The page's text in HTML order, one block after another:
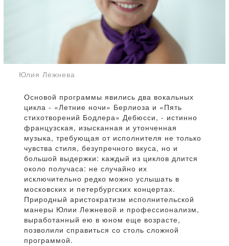
Юлия Лежнева
Основой программы явились два вокальных
цикла - «Летние ночи» Берлиоза и «Пять
стихотворений Бодлера» Дебюсси, - истинно
французская, изысканная и утонченная
музыка, требующая от исполнителя не только
чувства стиля, безупречного вкуса, но и
большой выдержки: каждый из циклов длится
около получаса: не случайно их
исключительно редко можно услышать в
московских и петербургских концертах.
Природный аристократизм исполнительской
манеры Юлии Лежневой и профессионализм,
выработанный ею в юном еще возрасте,
позволили справиться со столь сложной
программой.